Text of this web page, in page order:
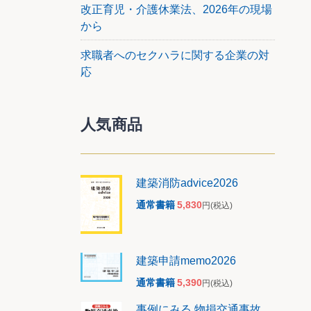
改正育児・介護休業法、2026年の現場
から
求職者へのセクハラに関する企業の対
応
人気商品
建築消防advice2026
通常書籍5,830円(税込)
建築申請memo2026
通常書籍5,390円(税込)